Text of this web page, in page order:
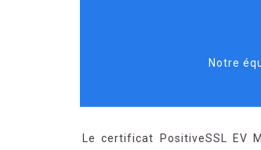
Notre
Le certificat PositiveSSL EV